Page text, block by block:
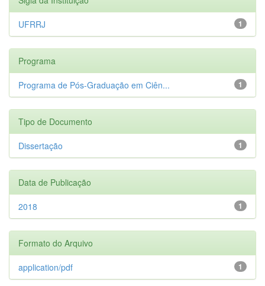
1
UFRRJ
Programa
1
Programa de Pós-Graduação em Ciên...
Tipo de Documento
1
Dissertação
Data de Publicação
1
2018
Formato do Arquivo
1
application/pdf